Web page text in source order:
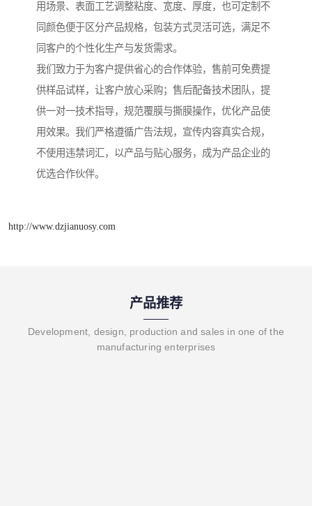
用场景、表面工艺调整粘度、宽度、厚度，也可定制不
同颜色便于区分产品规格，包装方式灵活可选，满足不
同客户的个性化生产与发货需求。
我们致力于为客户提供省心的合作体验，售前可免费提
供样品试样，让客户放心采购；售后配备技术团队，提
供一对一技术指导，规范覆膜与撕膜操作，优化产品使
用效果。我们严格遵循广告法规，宣传内容真实合规，
不使用违禁词汇，以产品与贴心服务，成为产品企业的
优选合作伙伴。
http://www.dzjianuosy.com
产品推荐
Development, design, production and sales in one of the
manufacturing enterprises